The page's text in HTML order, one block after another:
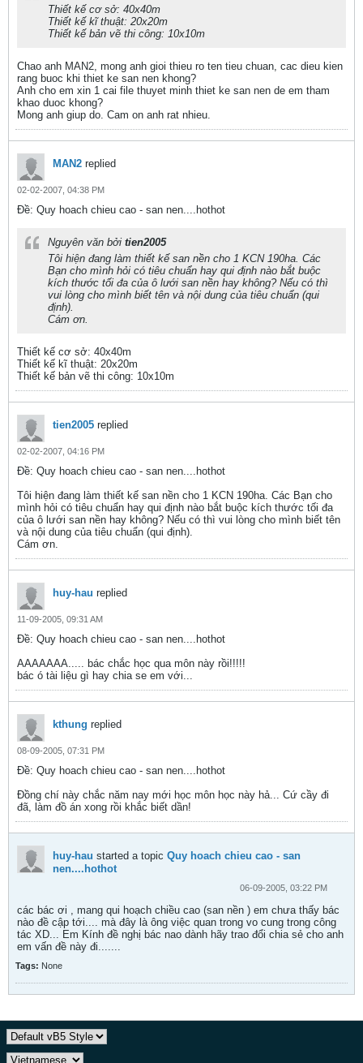
Thiết kế cơ sở: 40x40m
Thiết kế kĩ thuật: 20x20m
Thiết kế bản vẽ thi công: 10x10m
Chao anh MAN2, mong anh gioi thieu ro ten tieu chuan, cac dieu kien
rang buoc khi thiet ke san nen khong?
Anh cho em xin 1 cai file thuyet minh thiet ke san nen de em tham
khao duoc khong?
Mong anh giup do. Cam on anh rat nhieu.
MAN2 replied
02-02-2007, 04:38 PM
Ðề: Quy hoach chieu cao - san nen....hothot
Nguyên văn bởi tien2005
Tôi hiện đang làm thiết kế san nền cho 1 KCN 190ha. Các
Bạn cho mình hỏi có tiêu chuẩn hay qui định nào bắt buộc
kích thước tối đa của ô lưới san nền hay không? Nếu có thì
vui lòng cho mình biết tên và nội dung của tiêu chuẩn (qui
định).
Cám ơn.
Thiết kế cơ sở: 40x40m
Thiết kế kĩ thuật: 20x20m
Thiết kế bản vẽ thi công: 10x10m
tien2005 replied
02-02-2007, 04:16 PM
Ðề: Quy hoach chieu cao - san nen....hothot
Tôi hiện đang làm thiết kế san nền cho 1 KCN 190ha. Các Bạn cho
mình hỏi có tiêu chuẩn hay qui định nào bắt buộc kích thước tối đa
của ô lưới san nền hay không? Nếu có thì vui lòng cho mình biết tên
và nội dung của tiêu chuẩn (qui định).
Cám ơn.
huy-hau replied
11-09-2005, 09:31 AM
Ðề: Quy hoach chieu cao - san nen....hothot
AAAAAAA..... bác chắc học qua môn này rồi!!!!!
bác ó tài liệu gì hay chia se em với...
kthung replied
08-09-2005, 07:31 PM
Ðề: Quy hoach chieu cao - san nen....hothot
Đồng chí này chắc năm nay mới học môn học này hả... Cứ cầy đi
đã, làm đồ án xong rồi khắc biết dần!
huy-hau started a topic Quy hoach chieu cao - san
nen....hothot
06-09-2005, 03:22 PM
các bác ơi , mang qui hoạch chiều cao (san nền ) em chưa thấy bác
nào đề cập tới.... mà đây là ông việc quan trong vo cung trong công
tác XD... Em Kính đề nghị bác nao dành hãy trao đổi chia sẻ cho anh
em vấn đề này đi.......
Tags: None